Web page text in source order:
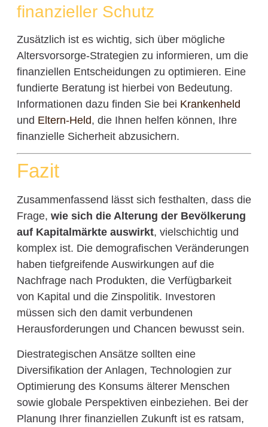
finanzieller Schutz
Zusätzlich ist es wichtig, sich über mögliche
Altersvorsorge-Strategien zu informieren, um die
finanziellen Entscheidungen zu optimieren. Eine
fundierte Beratung ist hierbei von Bedeutung.
Informationen dazu finden Sie bei Krankenheld
und Eltern-Held, die Ihnen helfen können, Ihre
finanzielle Sicherheit abzusichern.
Fazit
Zusammenfassend lässt sich festhalten, dass die
Frage, wie sich die Alterung der Bevölkerung
auf Kapitalmärkte auswirkt, vielschichtig und
komplex ist. Die demografischen Veränderungen
haben tiefgreifende Auswirkungen auf die
Nachfrage nach Produkten, die Verfügbarkeit
von Kapital und die Zinspolitik. Investoren
müssen sich den damit verbundenen
Herausforderungen und Chancen bewusst sein.
Diestrategischen Ansätze sollten eine
Diversifikation der Anlagen, Technologien zur
Optimierung des Konsums älterer Menschen
sowie globale Perspektiven einbeziehen. Bei der
Planung Ihrer finanziellen Zukunft ist es ratsam,